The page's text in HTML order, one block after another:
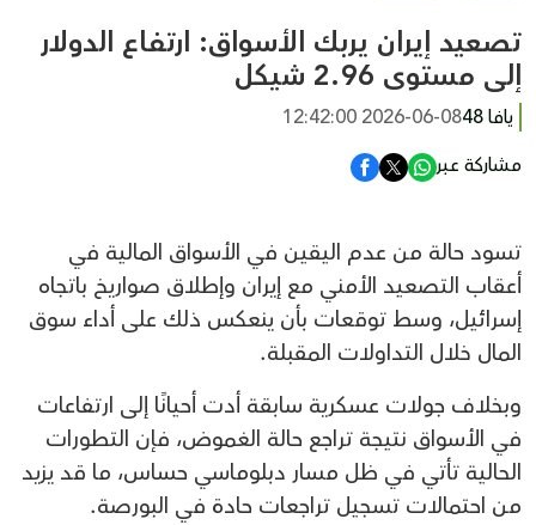
وفيات
المزيد
ارسل خبر
تصعيد إيران يربك الأسواق: ارتفاع الدولار
إلى مستوى 2.96 شيكل
يافا 48
2026-06-08 12:42:00
مشاركة عبر
تسود حالة من عدم اليقين في الأسواق المالية في
أعقاب التصعيد الأمني مع إيران وإطلاق صواريخ باتجاه
إسرائيل، وسط توقعات بأن ينعكس ذلك على أداء سوق
المال خلال التداولات المقبلة.
وبخلاف جولات عسكرية سابقة أدت أحيانًا إلى ارتفاعات
في الأسواق نتيجة تراجع حالة الغموض، فإن التطورات
الحالية تأتي في ظل مسار دبلوماسي حساس، ما قد يزيد
من احتمالات تسجيل تراجعات حادة في البورصة.